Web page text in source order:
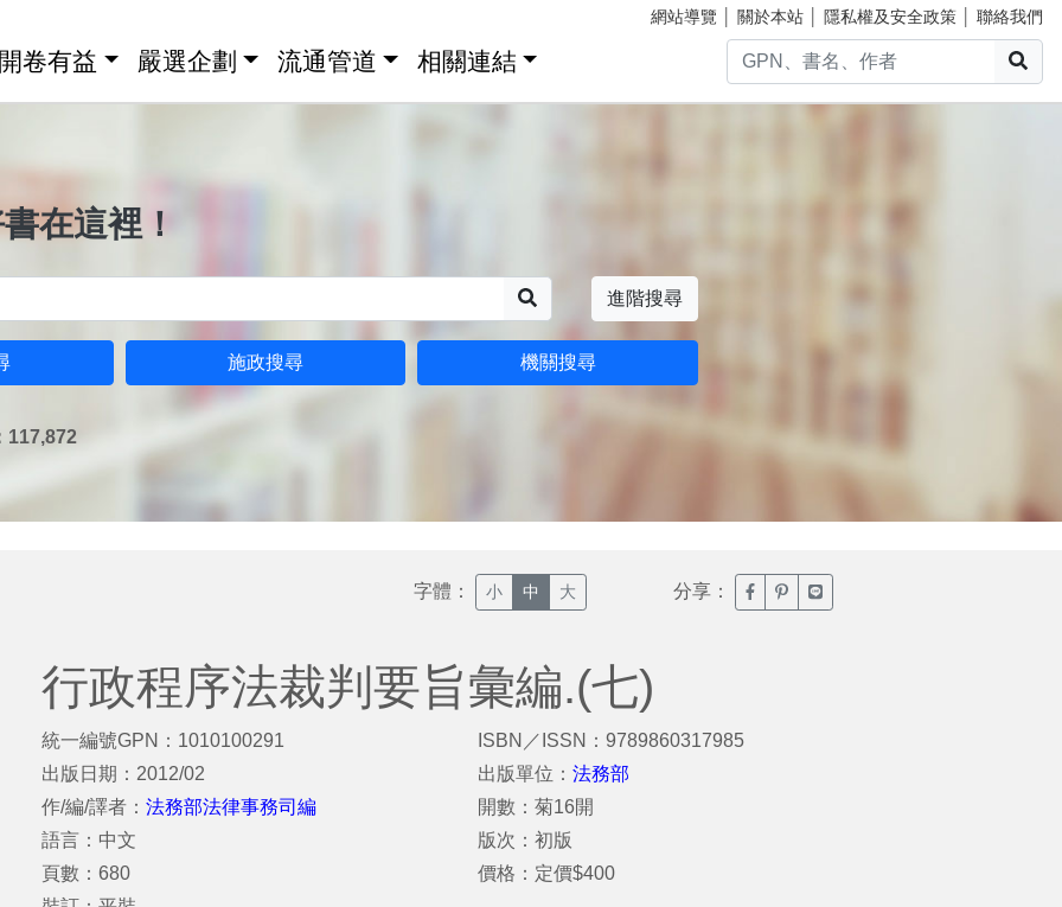
網站導覽 關於本站 隱私權及安全政策 聯絡我們
卷有益 嚴選企劃 流通管道 相關連結
在這裡！
進階搜尋
施政搜尋 機關搜尋
117,872
字體： 小 中 大 分享： 臉書分享(另開新視窗)
噗浪分享(另開新視窗)
Line分享(另開新視窗)
行政程序法裁判要旨彙編.(七)
統一編號GPN：1010100291
出版日期：2012/02
作/編/譯者： 法務部法律事務司編
語言：中文
頁數：680
ISBN／ISSN：9789860317985
出版單位：法務部
開數：菊16開
版次：初版
價格：定價$400